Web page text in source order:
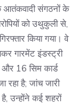
आतंकवादी संगठनों के
को उथुकुली से,
किया गया। वे
गारमेंट इंडस्ट्री
16 सिम कार्ड
रहा है; जांच जारी
उन्होंने कई शहरों